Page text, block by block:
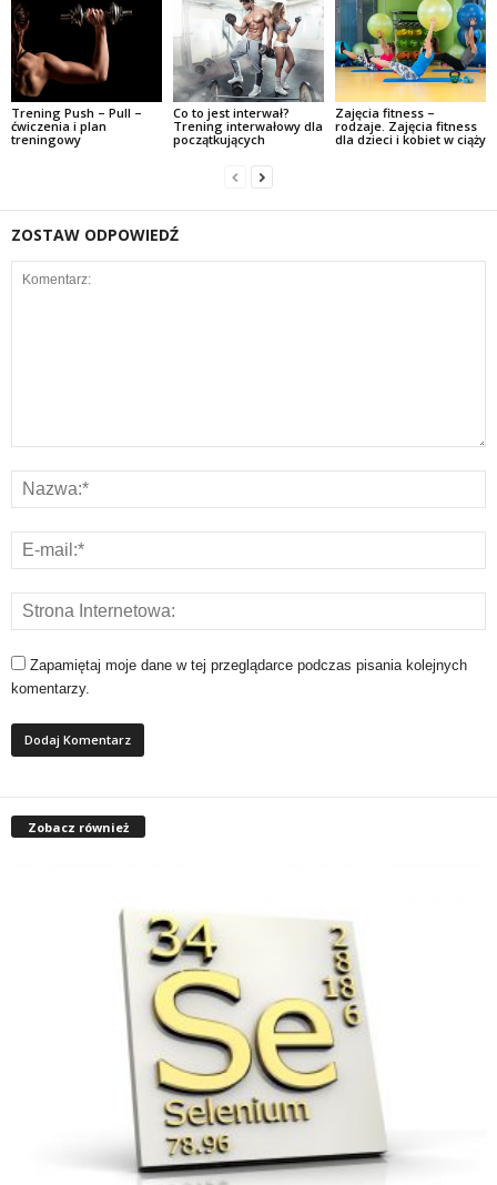
Trening Push – Pull –
ćwiczenia i plan
treningowy
Co to jest interwał?
Trening interwałowy dla
początkujących
Zajęcia fitness –
rodzaje. Zajęcia fitness
dla dzieci i kobiet w ciąży
ZOSTAW ODPOWIEDŹ
Zapamiętaj moje dane w tej przeglądarce podczas pisania kolejnych
komentarzy.
Zobacz również